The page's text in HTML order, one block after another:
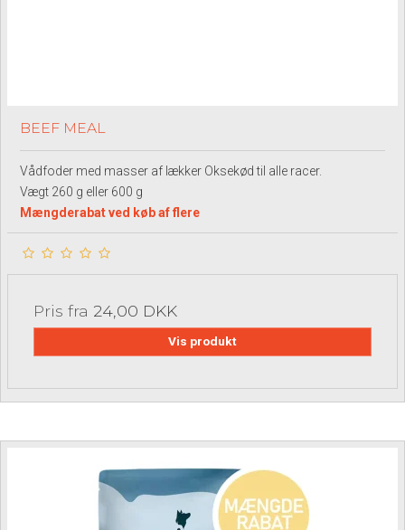
BEEF MEAL
Vådfoder med masser af lækker Oksekød til alle racer.
Vægt 260 g eller 600 g
Mængderabat ved køb af flere
Pris fra 24,00 DKK
Vis produkt